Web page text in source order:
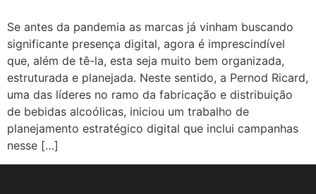
Se antes da pandemia as marcas já vinham buscando
significante presença digital, agora é imprescindível
que, além de tê-la, esta seja muito bem organizada,
estruturada e planejada. Neste sentido, a Pernod Ricard,
uma das líderes no ramo da fabricação e distribuição
de bebidas alcoólicas, iniciou um trabalho de
planejamento estratégico digital que inclui campanhas
nesse […]